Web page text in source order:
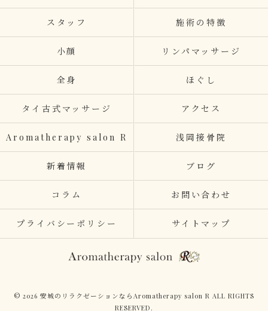
スタッフ 施術の特徴
小顔 リンパマッサージ
全身 ほぐし
タイ古式マッサージ アクセス
Aromatherapy salon R 浅岡接骨院
新着情報 ブログ
コラム お問い合わせ
プライバシーポリシー サイトマップ
© 2026 安城のリラクゼーションならAromatherapy salon R ALL RIGHTS
RESERVED.